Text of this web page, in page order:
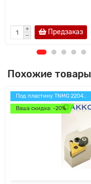
Предзаказ
Похожие товары
Под пластину TNMG 2204..
Ваша скидка: -20%